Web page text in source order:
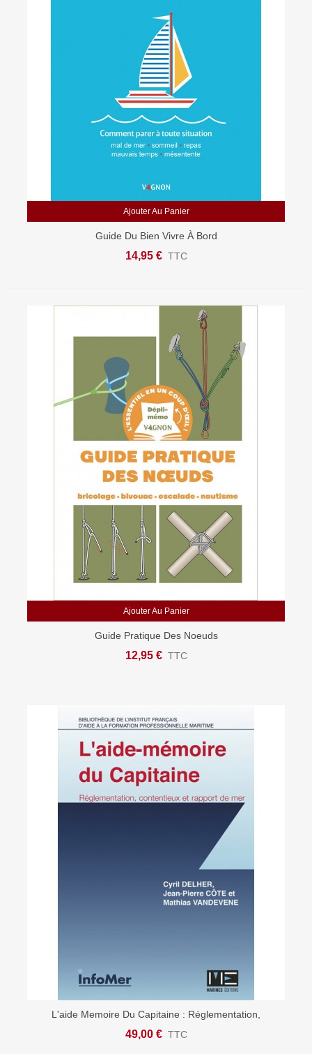
Ajouter Au Panier
Guide Du Bien Vivre À Bord
14,95 € TTC
Ajouter Au Panier
Guide Pratique Des Noeuds
12,95 € TTC
L'aide Memoire Du Capitaine : Réglementation,
Contentieux
49,00 € TTC